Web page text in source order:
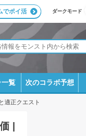
ダークモード
でポイ活
一覧 次のコラボ予想
適正クエスト
|